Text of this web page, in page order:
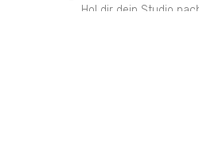
Hol dir dein Studio